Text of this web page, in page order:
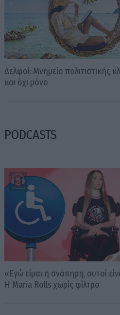
Δελφοί: Μνημείο πολιτιστικής
και όχι μόνο
PODCASTS
«Εγώ είμαι η ανάπηρη, αυτοί
Η Maria Rolls χωρίς φίλτρο